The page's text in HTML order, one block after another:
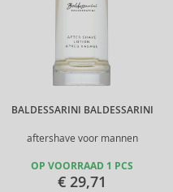
BALDESSARINI BALDESSARINI
aftershave voor mannen
OP VOORRAAD 1 PCS
€ 29,71